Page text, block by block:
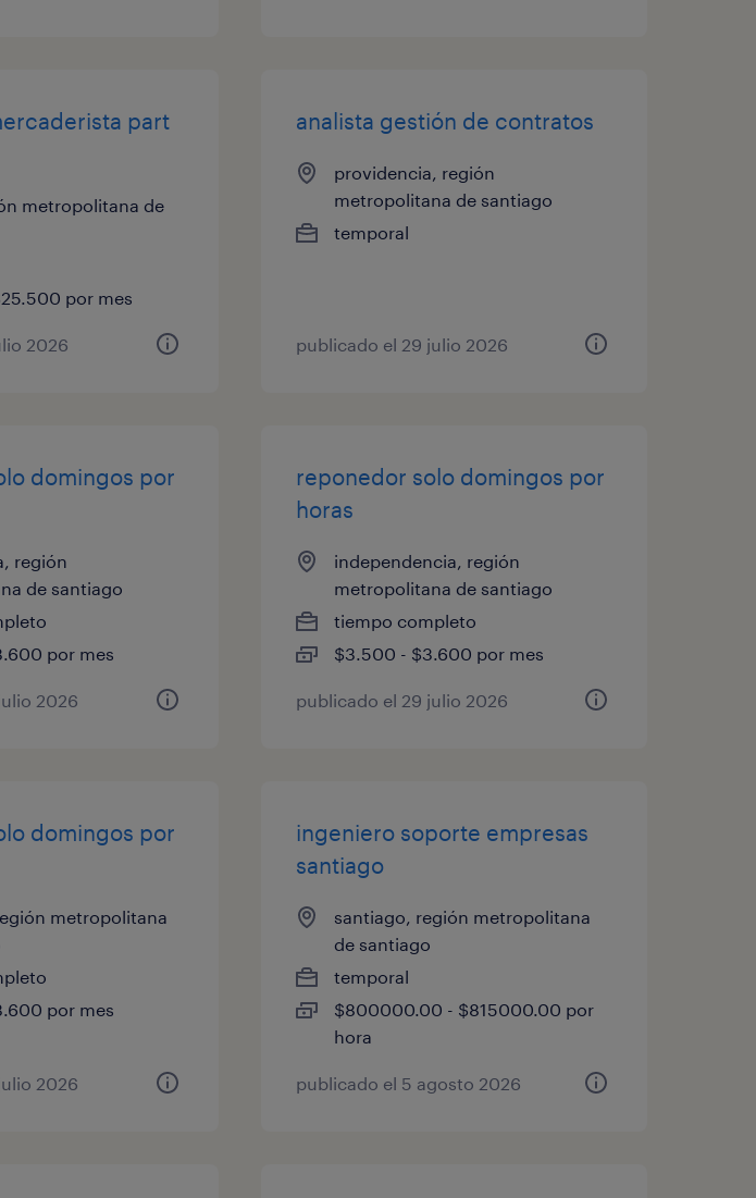
part
metropolitana de
por mes
2026
analista gestión de contratos
providencia, región
metropolitana de santiago
temporal
publicado el 29 julio 2026
domingos por
región
de santiago
por mes
2026
reponedor solo domingos por
horas
independencia, región
metropolitana de santiago
tiempo completo
$3.500 - $3.600 por mes
publicado el 29 julio 2026
domingos por
metropolitana
por mes
2026
ingeniero soporte empresas
santiago
santiago, región metropolitana
de santiago
temporal
$800000.00 - $815000.00 por
hora
publicado el 5 agosto 2026